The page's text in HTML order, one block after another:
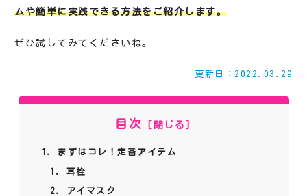
ムや簡単に実践できる方法をご紹介します。
ぜひ試してみてくださいね。
更新日：2022.03.29
目次
まずはコレ！定番アイテム
耳栓
アイマスク